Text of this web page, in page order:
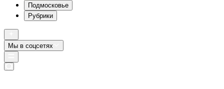
Подмосковье
Рубрики
Мы в соцсетях